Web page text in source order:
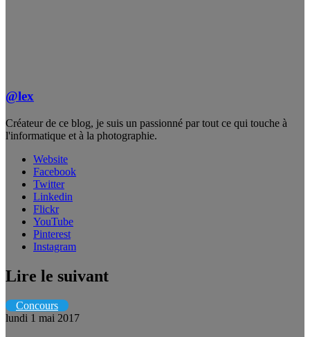
@lex
Créateur de ce blog, je suis un passionné par tout ce qui touche à
l'informatique et à la photographie.
Website
Facebook
Twitter
Linkedin
Flickr
YouTube
Pinterest
Instagram
Lire le suivant
Concours
lundi 1 mai 2017